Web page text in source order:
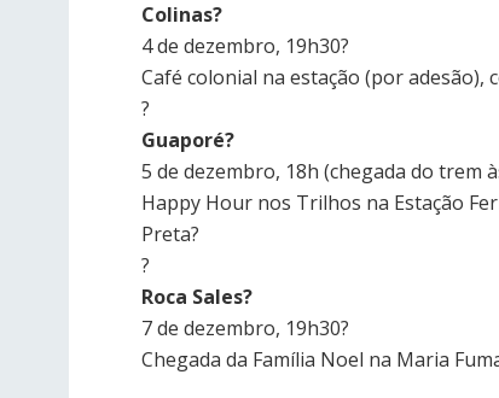
Colinas?
4 de dezembro, 19h30?
Café colonial na estação (por adesão),
?
Guaporé?
5 de dezembro, 18h (chegada do trem
Happy Hour nos Trilhos na Estação
Preta?
?
Roca Sales?
7 de dezembro, 19h30?
Chegada da Família Noel na Maria